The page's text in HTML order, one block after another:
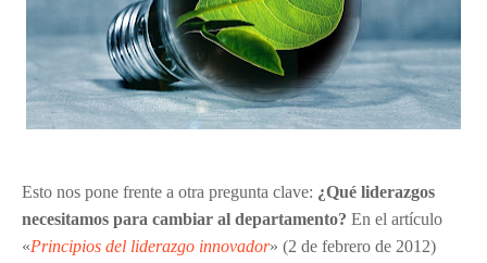
Esto nos pone frente a otra pregunta clave: ¿Qué liderazgos
necesitamos para cambiar al departamento? En el artículo
«Principios del liderazgo innovador» (2 de febrero de 2012)